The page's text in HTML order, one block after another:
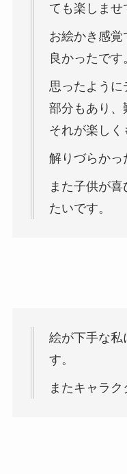
ても楽しませ
お絵かき感
良かったです
思ったように
部分もあり、
それが楽しく
解りづらかっ
また子供が
たいです。
絵が下手な私
す。
またキャラク